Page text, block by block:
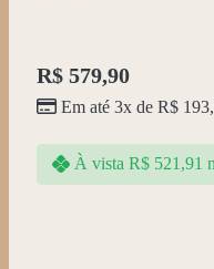
R$ 579,90
Em até 3x de R$
À vista R$521,91